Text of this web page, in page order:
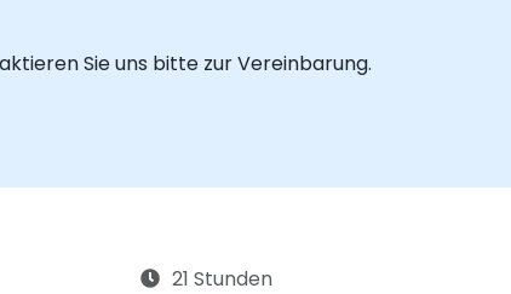
Sie uns bitte zur Vereinbarung.
21 Stunden